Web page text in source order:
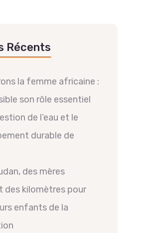
Récents
la femme africaine :
son rôle essentiel
de l’eau et le
durable de
des mères
des kilomètres pour
enfants de la